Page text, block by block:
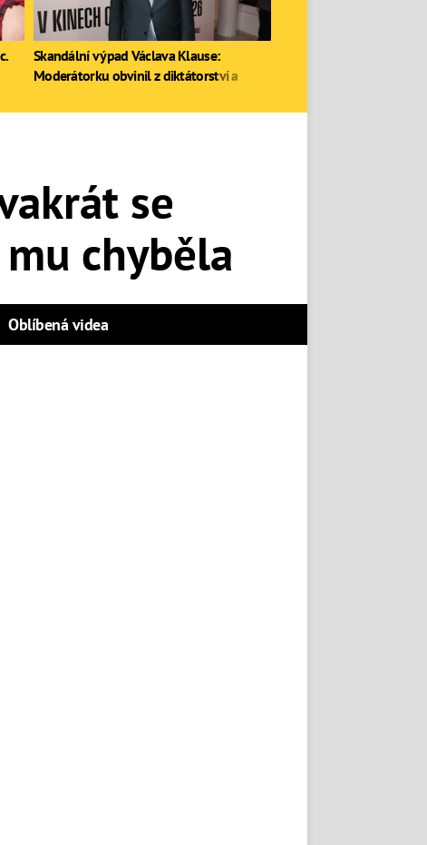
se
chyběla
Oblíbená videa
Skandální výpad Václava Klause:
Moderátorku obvinil z diktátorství a